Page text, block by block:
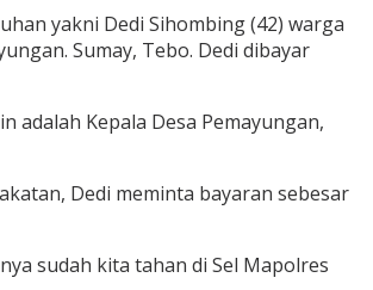
yakni Dedi Sihombing (42) warga
Sumay, Tebo. Dedi dibayar
adalah Kepala Desa Pemayungan,
Dedi meminta bayaran sebesar
sudah kita tahan di Sel Mapolres